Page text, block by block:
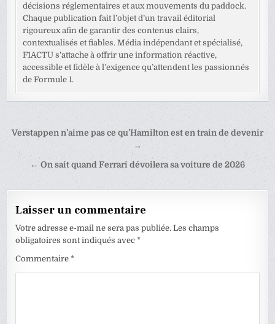
décisions réglementaires et aux mouvements du paddock.
Chaque publication fait l’objet d’un travail éditorial
rigoureux afin de garantir des contenus clairs,
contextualisés et fiables. Média indépendant et spécialisé,
F1ACTU s’attache à offrir une information réactive,
accessible et fidèle à l’exigence qu’attendent les passionnés
de Formule 1.
Navigation
l’article
Verstappen n’aime pas ce qu’Hamilton est en train de devenir
→
← On sait quand Ferrari dévoilera sa voiture de 2026
Laisser un commentaire
Votre adresse e-mail ne sera pas publiée. Les champs
obligatoires sont indiqués avec*
Commentaire*